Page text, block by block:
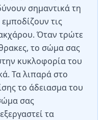
σημαντικά τη
τις
Όταν τρώτε
το σώμα σας
κυκλοφορία του
Τα λιπαρά στο
το άδειασμα του
σας
τα